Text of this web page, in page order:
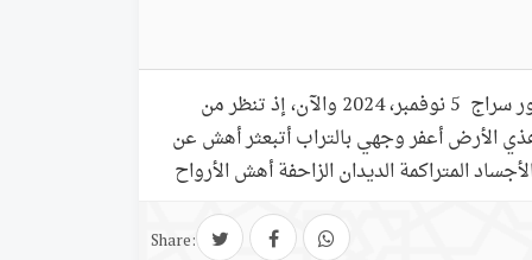
إِلَى مَلَكُوتِكَ الأَعْلَى هاجر منصور سراج 5 نوفمبر، 2024 والآن، إذ تنظر من
الأرض أعفر وجهي بالتراب أتبعثر أهش عن
المتراكمة الديدان الزاحفة أهش الأرواح
والآن، إذ تنظر إليَّ، تلمَّس خفايا الروح
حمل الثوب الأبيض تلمَّس رعش…
Share: